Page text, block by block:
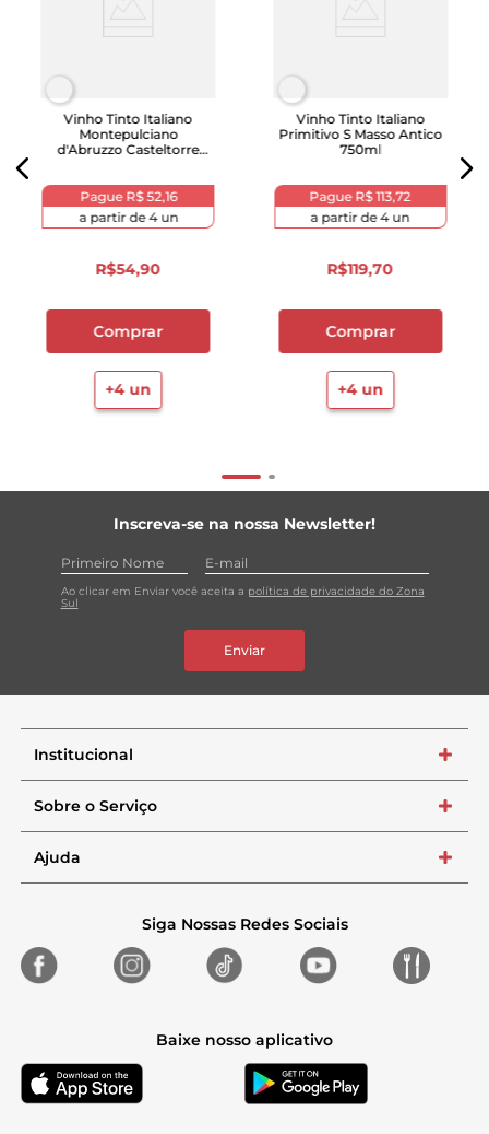
Vinho Tinto Italiano
Montepulciano
d'Abruzzo Casteltorre
Pague R$ 52,16
a partir de4un
R$54,90
Comprar
+4un
Vinho Tinto Italiano
Primitivo S Masso Antico
750ml
Pague R$ 113,72
a partir de4un
R$119,70
Comprar
+4un
Inscreva-se na nossa Newsletter!
Ao clicar em Enviar você aceita a política de privacidade do Zona
Sul
Enviar
Institucional +
Sobre o Serviço +
Ajuda +
Siga Nossas Redes Sociais
Baixe nosso aplicativo